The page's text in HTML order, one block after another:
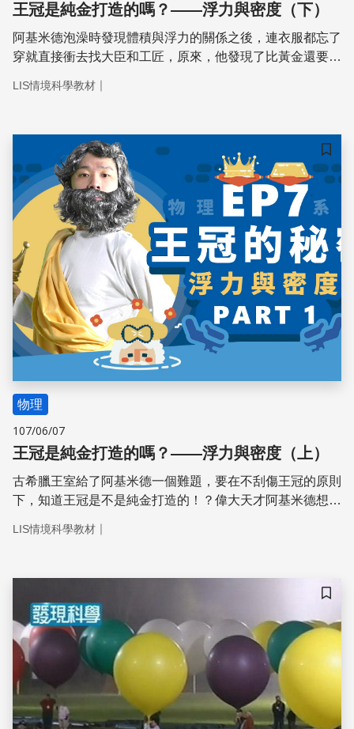
王冠是純金打造的嗎？——浮力與密度（下）
阿基米德泡澡時發現體積與浮力的關係之後，連衣服都忘了
穿就直接衝去找大臣和工匠，原來，他發現了比黃金還要貴
的液體重。」
LIS情境科學教材 ｜
儲存
物理
107/06/07
王冠是純金打造的嗎？——浮力與密度（上）
古希臘王室給了阿基米德一個難題，要在不刮傷王冠的原則
下，知道王冠是不是純金打造的！？偉大天才阿基米德想
積，就能得到答案。只是王冠體積實在有夠難算的，阿基米
想到了解決辦法！
LIS情境科學教材 ｜
儲存